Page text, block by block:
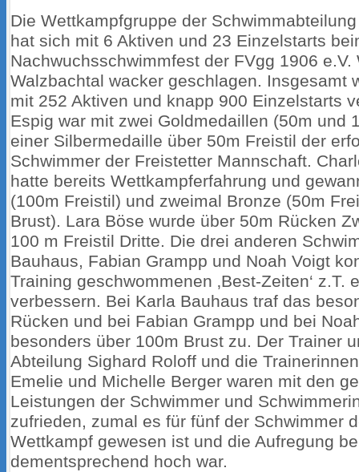
Die Wettkampfgruppe der
hat sich mit 6 Aktiven und 23 Einzelstarts
Nachwuchsschwimmfest der FVgg 1906 e.V.
Walzbachtal wacker geschlagen. Insgesamt
mit 252 Aktiven und knapp 900 Einzelstarts
Espig war mit zwei Goldmedaillen (50m und
einer Silbermedaille über 50m Freistil der
Schwimmer der Freistetter Mannschaft.
hatte bereits Wettkampferfahrung und
(100m Freistil) und zweimal Bronze (50m
Brust). Lara Böse wurde über 50m Rücken
100 m Freistil Dritte. Die drei anderen
Bauhaus, Fabian Grampp und Noah Voigt
Training geschwommenen ‚Best-Zeiten‘ z.T.
verbessern. Bei Karla Bauhaus traf das
Rücken und bei Fabian Grampp und bei
besonders über 100m Brust zu. Der Trainer
Abteilung Sighard Roloff und die
Emelie und Michelle Berger waren mit den
Leistungen der Schwimmer und
zufrieden, zumal es für fünf der Schwimmer
Wettkampf gewesen ist und die Aufregung
dementsprechend hoch war.